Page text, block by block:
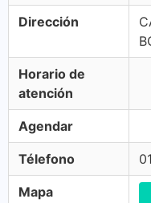
Dirección
Horario de
atención
Agendar
Télefono
Mapa